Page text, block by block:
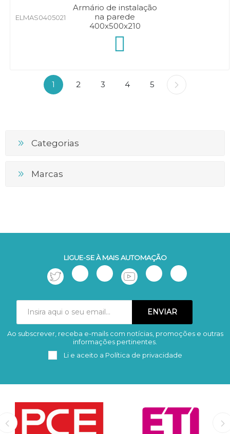
ELMAS0405021
Armário de instalação
na parede
400x500x210
1 2 3 4 5
Categorias
Marcas
LIGUE-SE À MAIS AUTOMAÇÃO
Subscrever Remover
Ao subscrever, receba e-mails com notícias, promoções e outras
informações pertinentes.
Li e aceito a Política de privacidade